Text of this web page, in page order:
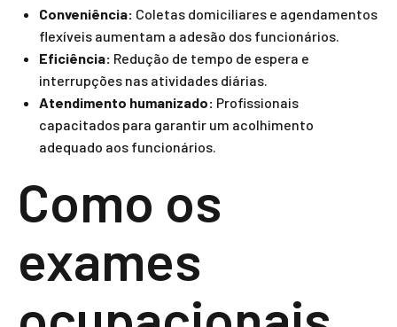
Conveniência: Coletas domiciliares e agendamentos
flexíveis aumentam a adesão dos funcionários.
Eficiência: Redução de tempo de espera e
interrupções nas atividades diárias.
Atendimento humanizado: Profissionais
capacitados para garantir um acolhimento
adequado aos funcionários.
Como os
exames